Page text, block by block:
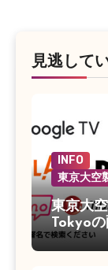
見逃して
INFO
東京大空
東京大
Tokyo